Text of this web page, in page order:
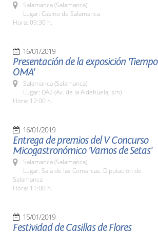
Salamanca (Salamanca)
Lugar: Casino de Salamanca
Hora: 09:30 h.
16/01/2019
Presentación de la exposición 'Tiempo
OMA'
Salamanca (Salamanca)
Lugar: DA2 (Av. de la Aldehuela, s/n)
Hora: 12:00 h.
16/01/2019
Entrega de premios del V Concurso
Micogastronómico 'Vamos de Setas'
Salamanca (Salamanca)
Lugar: Sala de las Comarcas. Diputación de
Salamanca
Hora: 11:00 h.
15/01/2019
Festividad de Casillas de Flores